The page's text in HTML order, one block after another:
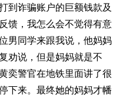
到诈骗账户的巨额钱款及
馈，我怎么会不觉得有意
男同学来跟我说，他妈妈
劝说，但是妈妈就是不
奕警官在地铁里面讲了很
下来。最终她的妈妈才幡